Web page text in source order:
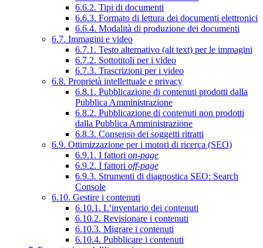
6.6.2. Tipi di documenti
6.6.3. Formato di lettura dei documenti elettronici
6.6.4. Modalità di produzione dei documenti
6.7. Immagini e video
6.7.1. Testo alternativo (alt text) per le immagini
6.7.2. Sottotitoli per i video
6.7.3. Trascrizioni per i video
6.8. Proprietà intellettuale e privacy
6.8.1. Pubblicazione di contenuti prodotti dalla
Pubblica Amministrazione
6.8.2. Pubblicazione di contenuti non prodotti
dalla Pubblica Amministrazione
6.8.3. Consenso dei soggetti ritratti
6.9. Ottimizzazione per i motori di ricerca (SEO)
6.9.1. I fattori on-page
6.9.2. I fattori off-page
6.9.3. Strumenti di diagnostica SEO: Search
Console
6.10. Gestire i contenuti
6.10.1. L’inventario dei contenuti
6.10.2. Revisionare i contenuti
6.10.3. Migrare i contenuti
6.10.4. Pubblicare i contenuti